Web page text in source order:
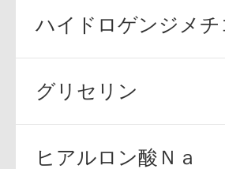
ご利用ガイド
よくあるご質問
ハイドロゲンジメチ
グリセリン
ヒアルロン酸Ｎａ